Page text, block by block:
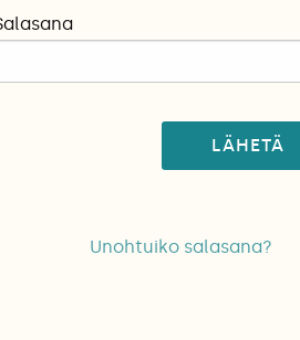
LÄHETÄ
Unohtuiko salasana?